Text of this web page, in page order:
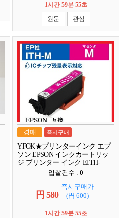
1시간 59분 54초
원문
관심
경매 즉시구매
YFOK★プリンターインク エプ
ソン EPSON インクカートリッ
ジ プリンター インク EITH-
M(マゼンタ) イチョウ カートリ
입찰건수 :0
円 580
즉시구매가
(円600)
1시간 59분 54초